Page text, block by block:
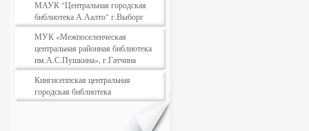
МАУК "Центральная городская
библиотека А.Аалто" г.Выборг
МУК «Межпоселенческая
центральная районная библиотека
им.А.С.Пушкина», г.Гатчина
Кингисеппская центральная
городская библиотека